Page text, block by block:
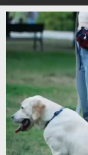
מיוחדים